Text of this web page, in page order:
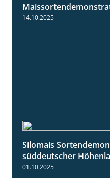
14.10.2025
Silomais
süddeutscher
01.10.2025